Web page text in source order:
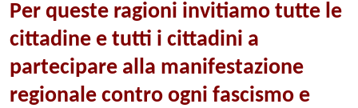
Per queste ragioni invitiamo tutte le
cittadine e tutti i cittadini a
partecipare alla manifestazione
regionale contro ogni fascismo e